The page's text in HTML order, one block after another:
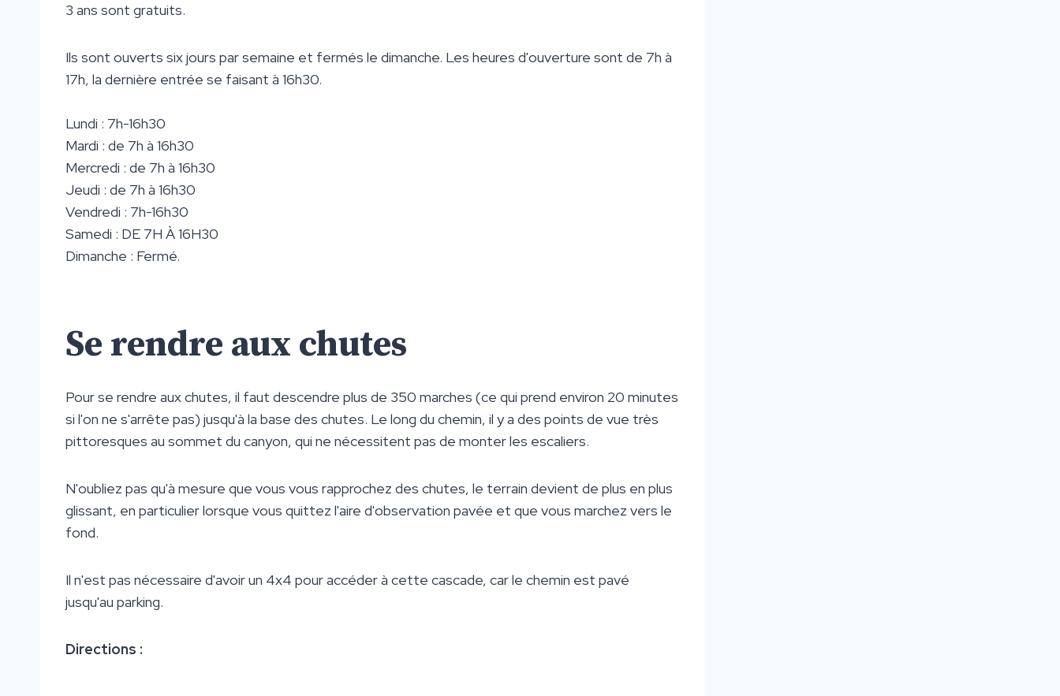
3 ans sont gratuits.
Ils sont ouverts six jours par semaine et fermés le dimanche. Les heures d'ouverture sont de 7h à
17h, la dernière entrée se faisant à 16h30.
Lundi : 7h-16h30
Mardi : de 7h à 16h30
Mercredi : de 7h à 16h30
Jeudi : de 7h à 16h30
Vendredi : 7h-16h30
Samedi : DE 7H À 16H30
Dimanche : Fermé.
Se rendre aux chutes
Pour se rendre aux chutes, il faut descendre plus de 350 marches (ce qui prend environ 20 minutes
si l'on ne s'arrête pas) jusqu'à la base des chutes. Le long du chemin, il y a des points de vue très
pittoresques au sommet du canyon, qui ne nécessitent pas de monter les escaliers.
N'oubliez pas qu'à mesure que vous vous rapprochez des chutes, le terrain devient de plus en plus
glissant, en particulier lorsque vous quittez l'aire d'observation pavée et que vous marchez vers le
fond.
Il n'est pas nécessaire d'avoir un 4x4 pour accéder à cette cascade, car le chemin est pavé
jusqu'au parking.
Directions :